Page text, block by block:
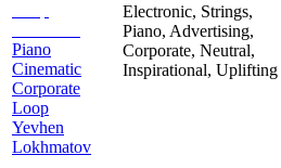
Piano
Cinematic
Corporate
Loop
Yevhen
Lokhmatov
Electronic, Strings,
Piano, Advertising,
Corporate, Neutral,
Inspirational, Uplifting